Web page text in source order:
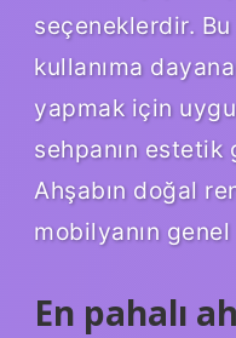
seçeneklerdir.
kullanıma
yapmak için
sehpanın estetik
Ahşabın doğal
mobilyanın
En pahalı